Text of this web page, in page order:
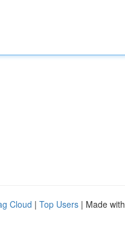
Cloud | Top Users | Made with